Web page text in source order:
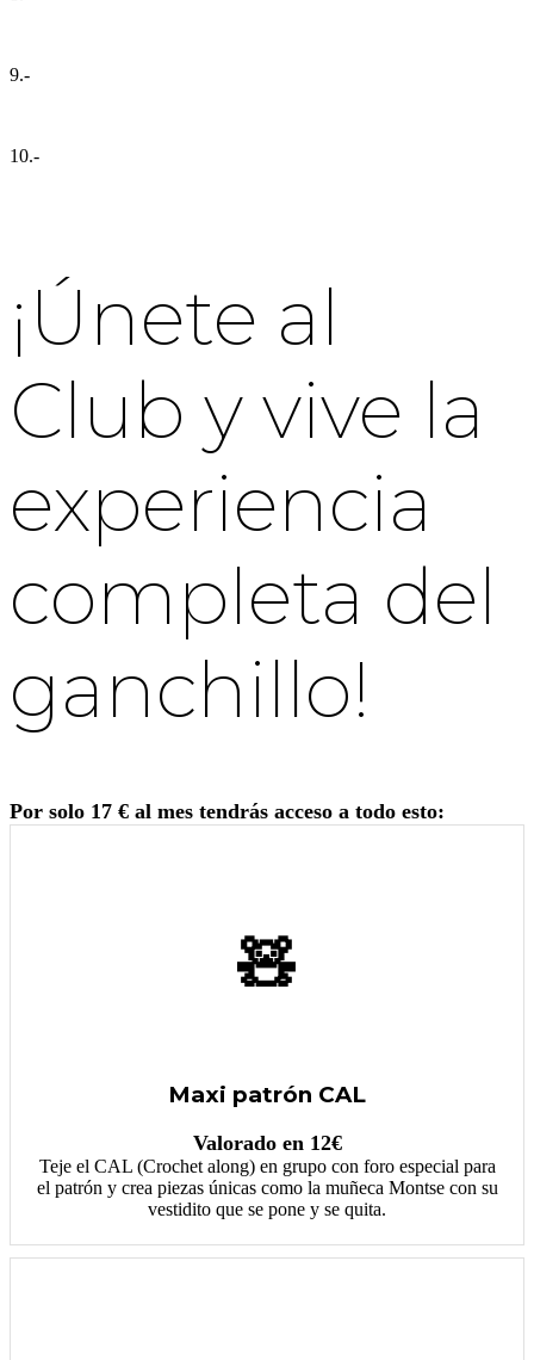
9.-
10.-
¡Únete al
Club y vive la
experiencia
completa del
ganchillo!
Por solo 17 € al mes tendrás acceso a todo esto:
🧸
Maxi patrón CAL
Valorado en 12€
Teje el CAL (Crochet along) en grupo con foro especial para
el patrón y crea piezas únicas como la muñeca Montse con su
vestidito que se pone y se quita.